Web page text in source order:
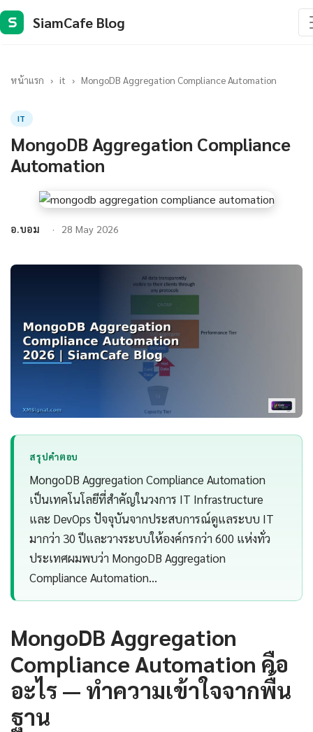
S SiamCafe Blog
หน้าแรก › it › MongoDB Aggregation Compliance Automation
IT
MongoDB Aggregation Compliance
Automation
อ.บอม 28 May 2026
สรุปคำตอบ
MongoDB Aggregation Compliance Automation
เป็นเทคโนโลยีที่สำคัญในวงการ IT Infrastructure
และ DevOps ปัจจุบันจากประสบการณ์ดูแลระบบ IT
มากว่า 30 ปีและวางระบบให้องค์กรกว่า 600 แห่งทั่ว
ประเทศผมพบว่า MongoDB Aggregation
Compliance Automation…
MongoDB Aggregation
Compliance Automation คือ
อะไร — ทำความเข้าใจจากพื้น
ฐาน